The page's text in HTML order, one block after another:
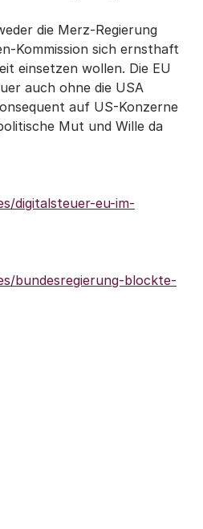
die Merz-Regierung
Kommission sich ernsthaft
einsetzen wollen. Die EU
auch ohne die USA
auf US-Konzerne
Mut und Wille da
digitalsteuer-eu-im-
bundesregierung-blockte-